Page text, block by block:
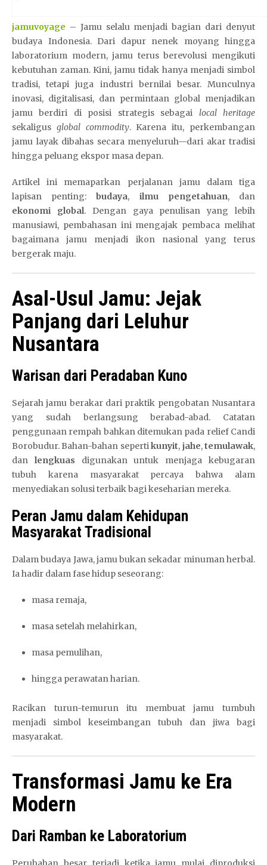
jamuvoyage – Jamu selalu menjadi bagian dari denyut
budaya Indonesia. Dari dapur nenek moyang hingga
laboratorium modern, jamu terus berevolusi mengikuti
kebutuhan zaman. Kini, jamu tidak hanya menjadi simbol
tradisi, tetapi juga industri bernilai besar. Munculnya
inovasi, digitalisasi, dan permintaan global menjadikan
jamu berdiri di posisi strategis sebagai local heritage
sekaligus global commodity. Karena itu, perkembangan
jamu layak dibahas secara menyeluruh—dari akar tradisi
hingga peluang ekspor masa depan.
Artikel ini memaparkan perjalanan jamu dalam tiga
lapisan penting:budaya, ilmu pengetahuan, dan
ekonomi global. Dengan gaya penulisan yang lebih
manusiawi, pembahasan ini mengajak pembaca melihat
bagaimana jamu menjadi ikon nasional yang terus
bergerak maju.
Asal-Usul Jamu: Jejak
Panjang dari Leluhur
Nusantara
Warisan dari Peradaban Kuno
Sejarah jamu berakar dari praktik pengobatan Nusantara
yang sudah berlangsung berabad-abad. Catatan
penggunaan rempah bahkan ditemukan pada relief Candi
Borobudur. Bahan-bahan sepertikunyit, jahe,temulawak,
dan lengkuas digunakan untuk menjaga kebugaran
tubuh karena masyarakat percaya bahwa alam
menyediakan solusi terbaik bagi keseharian mereka.
Peran Jamu dalam Kehidupan
Masyarakat Tradisional
Dalam budaya Jawa, jamu bukan sekadar minuman herbal.
Ia hadir dalam fase hidup seseorang:
masa remaja,
masa setelah melahirkan,
masa pemulihan,
hingga perawatan harian.
Racikan turun-temurun itu membuat jamu tumbuh
menjadi simbol keseimbangan tubuh dan jiwa bagi
masyarakat.
Transformasi Jamu ke Era
Modern
Dari Ramban ke Laboratorium